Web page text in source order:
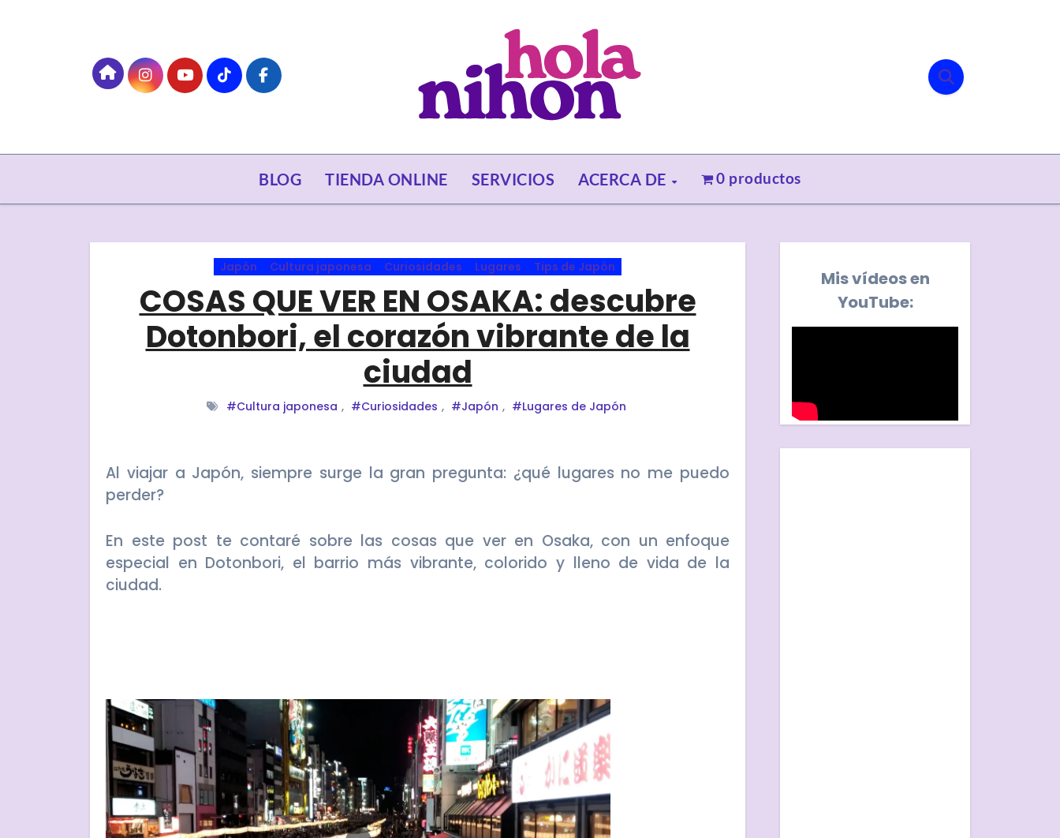
BLOG TIENDA ONLINE SERVICIOS ACERCA DE 0 productos
Japón Cultura japonesa Curiosidades Lugares Tips de Japón
COSAS QUE VER EN OSAKA: descubre
Dotonbori, el corazón vibrante de la
ciudad
#Cultura japonesa , #Curiosidades , #Japón , #Lugares de Japón
Al viajar a Japón, siempre surge la gran pregunta: ¿qué lugares no me puedo
perder?
En este post te contaré sobre las cosas que ver en Osaka, con un enfoque
especial en Dotonbori, el barrio más vibrante, colorido y lleno de vida de la
ciudad.
Mis vídeos en
YouTube: